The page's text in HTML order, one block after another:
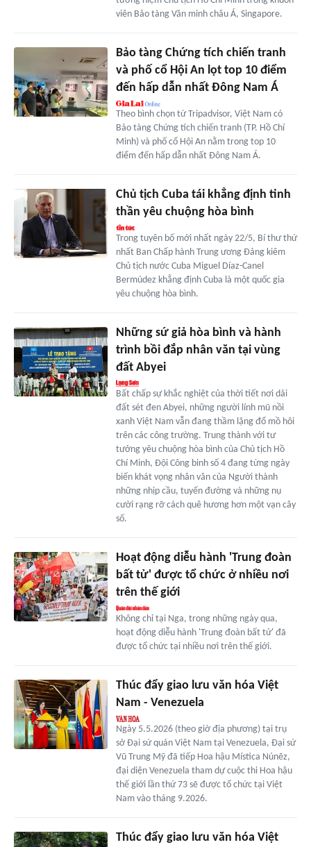
viên Bảo tàng Văn minh châu Á, Singapore.
Bảo tàng Chứng tích chiến tranh
và phố cổ Hội An lọt top 10 điểm
đến hấp dẫn nhất Đông Nam Á
Theo bình chọn từ Tripadvisor, Việt Nam có
Bảo tàng Chứng tích chiến tranh (TP. Hồ Chí
Minh) và phố cổ Hội An nằm trong top 10
điểm đến hấp dẫn nhất Đông Nam Á.
Chủ tịch Cuba tái khẳng định tinh
thần yêu chuộng hòa bình
Trong tuyên bố mới nhất ngày 22/5, Bí thư thứ
nhất Ban Chấp hành Trung ương Đảng kiêm
Chủ tịch nước Cuba Miguel Díaz-Canel
Bermúdez khẳng định Cuba là một quốc gia
yêu chuộng hòa bình.
Những sứ giả hòa bình và hành
trình bồi đắp nhân văn tại vùng
đất Abyei
Bất chấp sự khắc nghiệt của thời tiết nơi dải
đất sét đen Abyei, những người lính mũ nồi
xanh Việt Nam vẫn đang thầm lặng đổ mồ hôi
trên các công trường. Trung thành với tư
tưởng yêu chuộng hòa bình của Chủ tịch Hồ
Chí Minh, Đội Công binh số 4 đang từng ngày
biến khát vọng nhân văn của Người thành
những nhịp cầu, tuyến đường và những nụ
cười rạng rỡ cách quê hương hơn một vạn cây
số.
Hoạt động diễu hành 'Trung đoàn
bất tử' được tổ chức ở nhiều nơi
trên thế giới
Không chỉ tại Nga, trong những ngày qua,
hoạt động diễu hành 'Trung đoàn bất tử' đã
được tổ chức tại nhiều nơi trên thế giới.
Thúc đẩy giao lưu văn hóa Việt
Nam - Venezuela
Ngày 5.5.2026 (theo giờ địa phương) tại trụ
sở Đại sứ quán Việt Nam tại Venezuela, Đại sứ
Vũ Trung Mỹ đã tiếp Hoa hậu Mística Núnẽz,
đại diện Venezuela tham dự cuộc thi Hoa hậu
thế giới lần thứ 73 sẽ được tổ chức tại Việt
Nam vào tháng 9.2026.
Thúc đẩy giao lưu văn hóa Việt